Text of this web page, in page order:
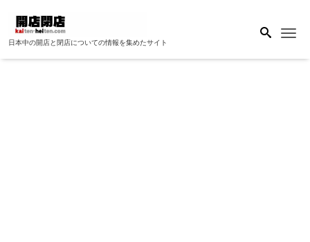
日本中の開店と閉店についての情報を集めたサイト